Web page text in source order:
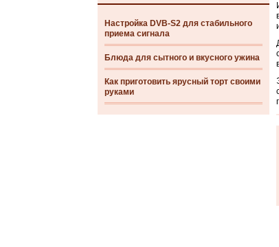
Настройка DVB-S2 для стабильного
приема сигнала
Блюда для сытного и вкусного ужина
Как приготовить ярусный торт своими
руками